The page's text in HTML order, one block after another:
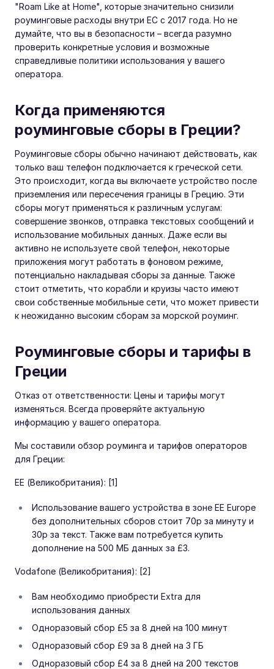
"Roam Like at Home", которые значительно снизили
роуминговые расходы внутри ЕС с 2017 года. Но не
думайте, что вы в безопасности – всегда разумно
проверить конкретные условия и возможные
справедливые политики использования у вашего
оператора.
Когда применяются
роуминговые сборы в Греции?
Роуминговые сборы обычно начинают действовать, как
только ваш телефон подключается к греческой сети.
Это происходит, когда вы включаете устройство после
приземления или пересечения границы в Грецию. Эти
сборы могут применяться к различным услугам:
совершение звонков, отправка текстовых сообщений и
использование мобильных данных. Даже если вы
активно не используете свой телефон, некоторые
приложения могут работать в фоновом режиме,
потенциально накладывая сборы за данные. Также
стоит отметить, что корабли и круизы часто имеют
свои собственные мобильные сети, что может привести
к неожиданно высоким сборам за морской роуминг.
Роуминговые сборы и тарифы в
Греции
Отказ от ответственности: Цены и тарифы могут
изменяться. Всегда проверяйте актуальную
информацию у вашего оператора.
Мы составили обзор роуминга и тарифов операторов
для Греции:
EE (Великобритания): [1]
Использование вашего устройства в зоне EE Europe
без дополнительных сборов стоит 70p за минуту и
30p за текст. Также вам потребуется купить
дополнение на 500 МБ данных за £3.
Vodafone (Великобритания): [2]
Вам необходимо приобрести Extra для
использования данных
Одноразовый сбор £5 за 8 дней на 100 минут
Одноразовый сбор £9 за 8 дней на 3 ГБ
Одноразовый сбор £4 за 8 дней на 200 текстов